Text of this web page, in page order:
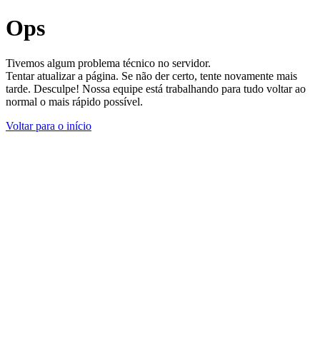
Ops
Tivemos algum problema técnico no servidor.
Tentar atualizar a página. Se não der certo, tente novamente mais
tarde. Desculpe! Nossa equipe está trabalhando para tudo voltar ao
normal o mais rápido possível.
Voltar para o início